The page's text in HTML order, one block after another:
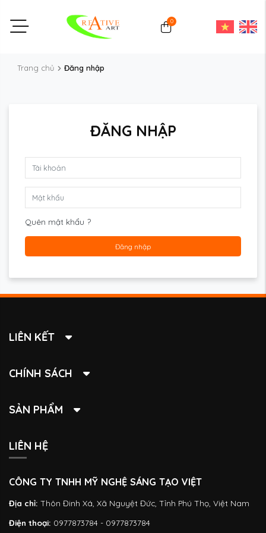
0
Trang chủ Đăng nhập
ĐĂNG NHẬP
Quên mật khẩu ?
Đăng nhập
LIÊN KẾT
CHÍNH SÁCH
SẢN PHẨM
LIÊN HỆ
CÔNG TY TNHH MỸ NGHỆ SÁNG TẠO VIỆT
Địa chỉ: Thôn Đinh Xá, Xã Nguyệt Đức, Tỉnh Phú Thọ, Việt Nam
Điện thoại: 0977873784 - 0977873784